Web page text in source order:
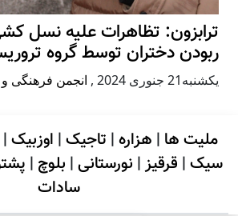
ترابزون: تظاهرات علیه نسل
ربودن دختران توسط گروه
يكشنبه21 جنوری 2024 , انجمن فرهنگی
ملیت ها | هزاره| تاجیک| اوزبیک|
سیک| قرقیز| نورستانی| بلوچ |
سادات